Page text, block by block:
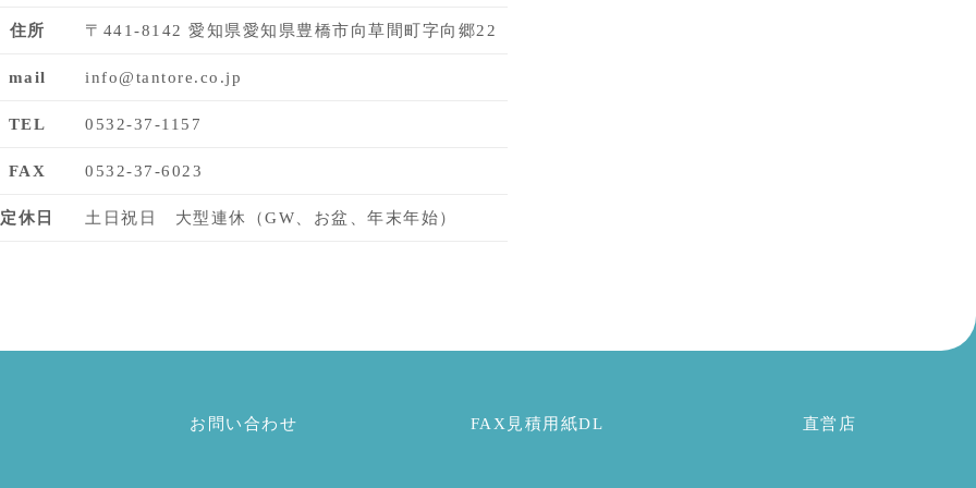
住所 〒441-8142 愛知県愛知県豊橋市向草間町字向郷22
mail info@tantore.co.jp
TEL 0532-37-1157
FAX 0532-37-6023
定休日 土日祝日 大型連休（GW、お盆、年末年始）
お問い合わせ FAX見積用紙DL 直営店